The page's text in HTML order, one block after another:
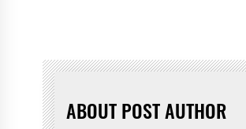
ABOUT POST AUTHOR